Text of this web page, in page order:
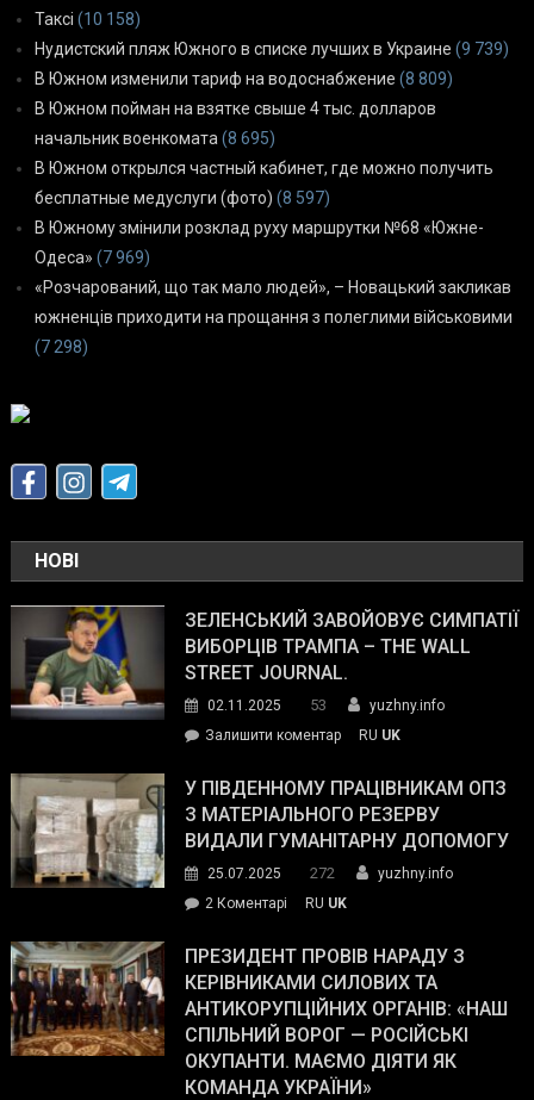
Таксі (10 158)
Нудистский пляж Южного в списке лучших в Украине (9 739)
В Южном изменили тариф на водоснабжение (8 809)
В Южном пойман на взятке свыше 4 тыс. долларов
начальник военкомата (8 695)
В Южном открылся частный кабинет, где можно получить
бесплатные медуслуги (фото) (8 597)
В Южному змінили розклад руху маршрутки №68 «Южне-
Одеса» (7 969)
«Розчарований, що так мало людей», – Новацький закликав
южненців приходити на прощання з полеглими військовими
(7 298)
НОВІ
ЗЕЛЕНСЬКИЙ ЗАВОЙОВУЄ СИМПАТІЇ
ВИБОРЦІВ ТРАМПА – THE WALL
STREET JOURNAL.
02.11.2025 53
yuzhny.info
Залишити коментарon
завойовує
симпатії
виборців
The
Street
Journal.
RU UK
У ПІВДЕННОМУ ПРАЦІВНИКАМ ОПЗ
З МАТЕРІАЛЬНОГО РЕЗЕРВУ
ВИДАЛИ ГУМАНІТАРНУ ДОПОМОГУ
25.07.2025 272
yuzhny.info
2 Коментарі
Південному
працівникам
ОПЗ
з
матеріального
резерву
RU UK
ПРЕЗИДЕНТ ПРОВІВ НАРАДУ З
КЕРІВНИКАМИ СИЛОВИХ ТА
АНТИКОРУПЦІЙНИХ ОРГАНІВ: «НАШ
СПІЛЬНИЙ ВОРОГ — РОСІЙСЬКІ
ОКУПАНТИ. МАЄМО ДІЯТИ ЯК
КОМАНДА УКРАЇНИ»